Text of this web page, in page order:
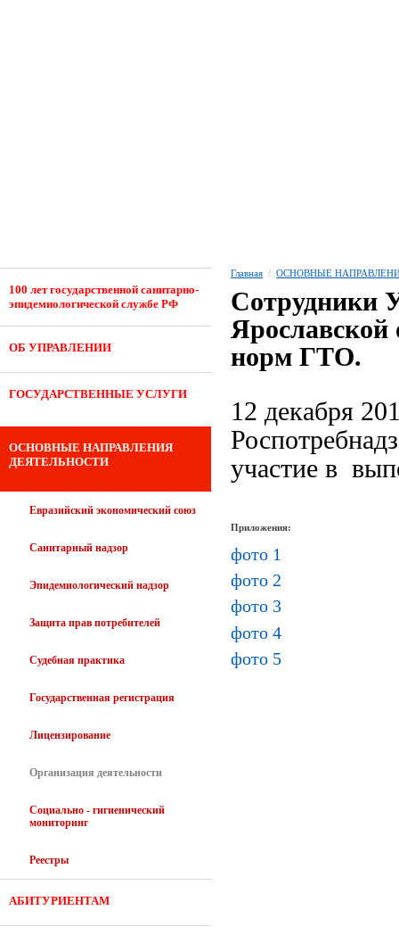
100 лет государственной санитарно-
эпидемиологической службе РФ
ОБ УПРАВЛЕНИИ
ГОСУДАРСТВЕННЫЕ УСЛУГИ
ОСНОВНЫЕ НАПРАВЛЕНИЯ
ДЕЯТЕЛЬНОСТИ
Евразийский экономический союз
Санитарный надзор
Эпидемиологический надзор
Защита прав потребителей
Судебная практика
Государственная регистрация
Лицензирование
Организация деятельности
Социально - гигиенический
мониторинг
Реестры
АБИТУРИЕНТАМ
Главная / ОСНОВНЫЕ
Сотрудники
Ярославской
норм ГТО.
12 декабря
участие в
Приложения:
фото 1
фото 2
фото 3
фото 4
фото 5